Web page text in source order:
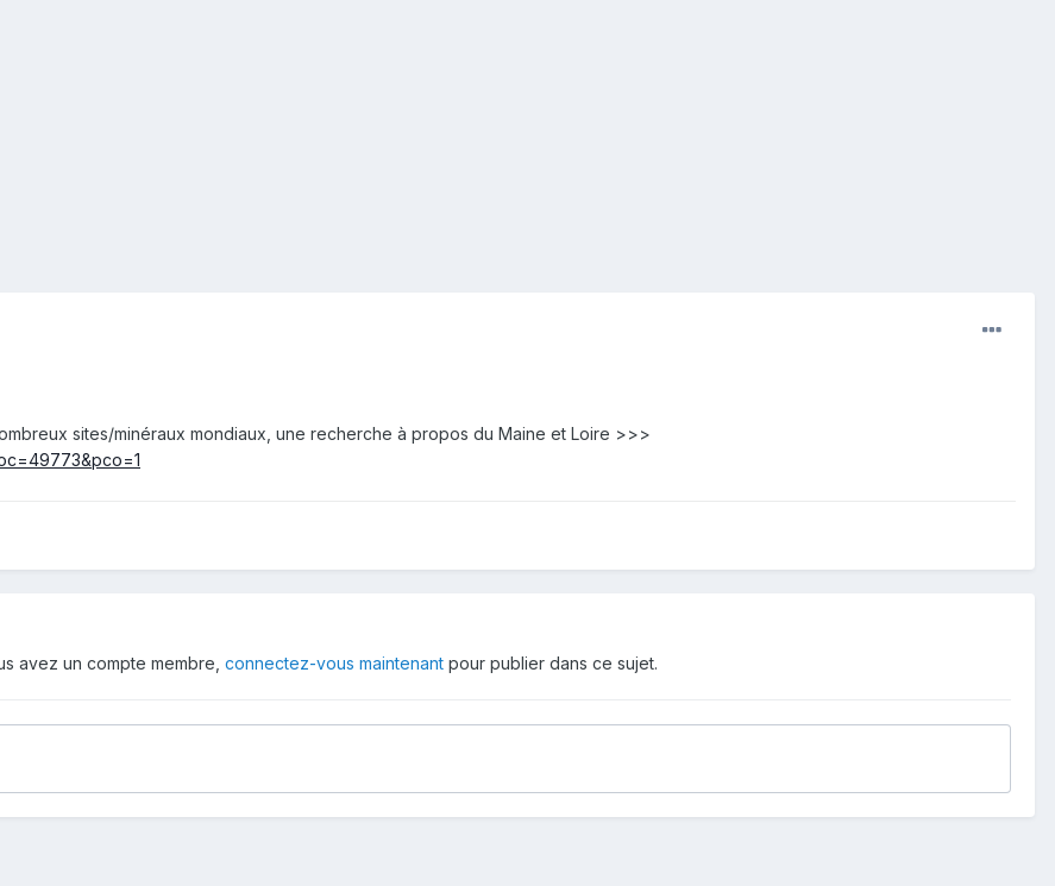
sites/minéraux mondiaux, une recherche à propos du Maine et Loire >>>
avez un compte membre, connectez-vous maintenant pour publier dans ce sujet.